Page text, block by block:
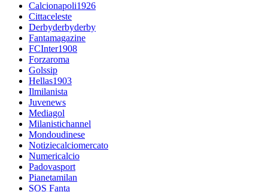
Calcionapoli1926
Cittaceleste
Derbyderbyderby
Fantamagazine
FCInter1908
Forzaroma
Golssip
Hellas1903
Ilmilanista
Juvenews
Mediagol
Milanistichannel
Mondoudinese
Notiziecalciomercato
Numericalcio
Padovasport
Pianetamilan
SOS Fanta